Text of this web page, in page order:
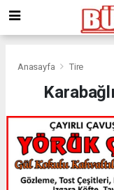
giriş
kingroyal
Anasayfa Tire